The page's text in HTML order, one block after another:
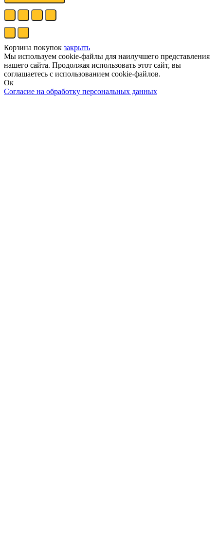
Корзина покупок закрыть
Мы используем cookie-файлы для наилучшего представления
нашего сайта. Продолжая использовать этот сайт, вы
соглашаетесь с использованием cookie-файлов.
Ок
Согласие на обработку персональных данных